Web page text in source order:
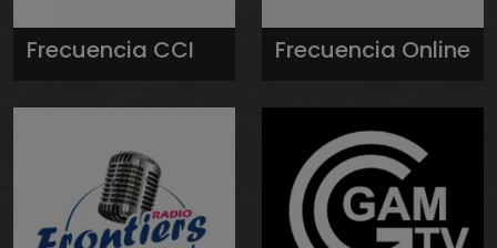
Frecuencia CCI Frecuencia Online